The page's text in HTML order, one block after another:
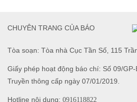
Tòa soạn: Tòa nhà Cục Tần Số, 115
Giấy phép hoạt động báo chí: Số 09/
Truyền thông cấp ngày 07/01/2019.
Hotline nội dung: 0916118822
CHUYÊN TRANG CỦA BÁO